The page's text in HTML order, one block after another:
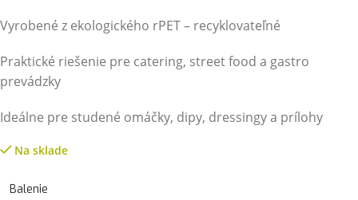
Vyrobené z ekologického rPET – recyklovateľné
Praktické riešenie pre catering, street food a gastro
prevádzky
Ideálne pre studené omáčky, dipy, dressingy a prílohy
Na sklade
Balenie